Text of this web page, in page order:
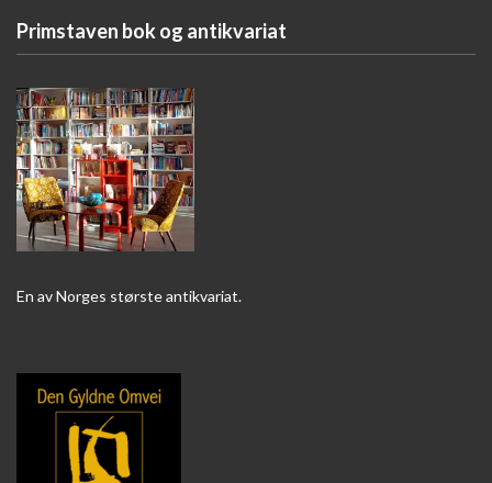
Primstaven bok og antikvariat
En av Norges største antikvariat.